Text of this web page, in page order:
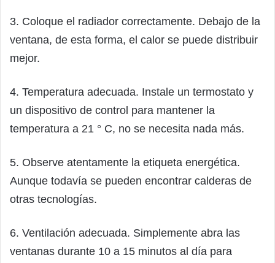
3. Coloque el radiador correctamente. Debajo de la
ventana, de esta forma, el calor se puede distribuir
mejor.
4. Temperatura adecuada. Instale un termostato y
un dispositivo de control para mantener la
temperatura a 21 ° C, no se necesita nada más.
5. Observe atentamente la etiqueta energética.
Aunque todavía se pueden encontrar calderas de
otras tecnologías.
6. Ventilación adecuada. Simplemente abra las
ventanas durante 10 a 15 minutos al día para